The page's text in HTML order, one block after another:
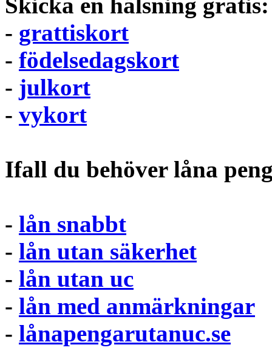
- grattiskort
- födelsedagskort
- julkort
- vykort
Ifall du behöver låna
- lån snabbt
- lån utan säkerhet
- lån utan uc
- lån med anmärkningar
- lånapengarutanuc.se